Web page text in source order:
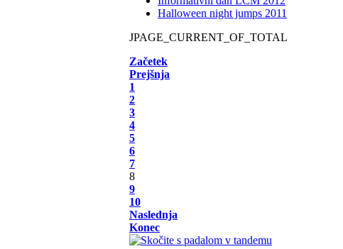
Halloween night jumps 2011
JPAGE_CURRENT_OF_TOTAL
Začetek
Prejšnja
1
2
3
4
5
6
7
8
9
10
Naslednja
Konec